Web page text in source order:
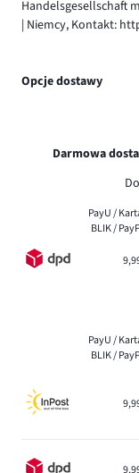
Handelsgesellschaft
| Niemcy, Kontakt:
Opcje dostawy
Darmowa
PayU /
BLIK /
PayU /
BLIK /